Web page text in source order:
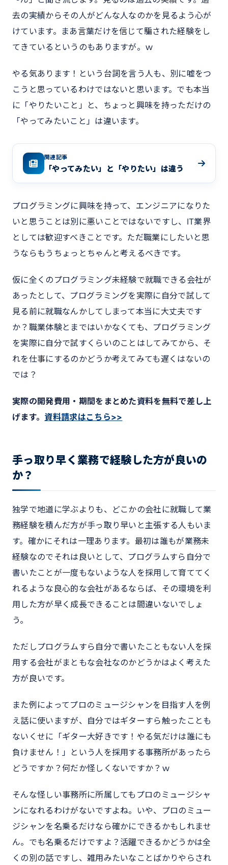
去の実績からその人がどんな人なのかを見るよう心が
けています。まあ言葉だけを信じて騙された経験をし
てきているというのもありますが。ｗ
やる気あります！という台詞を言う人も、別に嘘をつ
こうと思っているわけではないと思います。でも本当
に「やりたいこと」と、ちょっと興味を持っただけの
「やってみたいこと」は違います。
関連記事
「やってみたい」と「やりたい」は違う
プログラミングに興味を持って、エンジニアになりた
いと思うことは別に悪いことではないですし、IT業界
としては歓迎すべきことです。ただ職業にしたいと思
うならもうちょっとちゃんと考えるべきです。
仮に全くのプログラミング未経験で就職できる会社が
あったとして、プログラミングを実際に自分で試して
見る前に就職なんかしてしまって本当に大丈夫です
か？職業体験とまではいかなくても、プログラミング
を実際に自分で試すくらいのことはしてみてから、そ
れを仕事にするのかどうか考えてみても遅くはないの
では？
実際の開発費用・期間をまとめた資料を無料で差し上
げます。 資料請求はこちら>>
手っ取り早く業務で経験した方が良いの
か？
独学で地道に学ぶよりも、どこかの会社に就職して業
務経験を積んだ方が手っ取り早いと主張する人もいま
す。確かにそれは一理あります。最初は誰もが業務未
経験なのでそれは良いとして、プログラムすら自分で
書いたことが一度もないような人を採用して育ててく
れるような良心的な会社があるならば、その環境を利
用した方が早く成長できることは間違いないでしょ
う。
ただしプログラムすら自分で書いたこともない人を採
用する会社がまともな会社なのかどうかはよく考えた
方が良いです。
また例によってプロのミュージシャンを目指す人を例
え話に使いますが、自分ではギターすら触ったことも
ないくせに「ギター大好きです！やる気だけは誰にも
負けません！」という人を採用する事務所があったら
どうですか？何だか怪しくないですか？ｗ
そんな怪しい事務所に所属してもプロのミュージシャ
ンになれるわけがないですよね。いや、プロのミュー
ジシャンを名乗るだけなら確かにできるかもしれませ
ん。でも名乗るだけですよ？活躍できるかどうかは全
くの別の話ですし、雑用みたいなことばかりやらされ